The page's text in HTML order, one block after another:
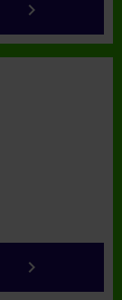
keyboard_arrow_right
keyboard_arrow_right